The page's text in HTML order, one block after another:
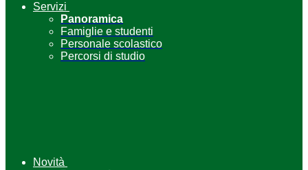
Servizi
Panoramica
Famiglie e studenti
Personale scolastico
Percorsi di studio
Novità